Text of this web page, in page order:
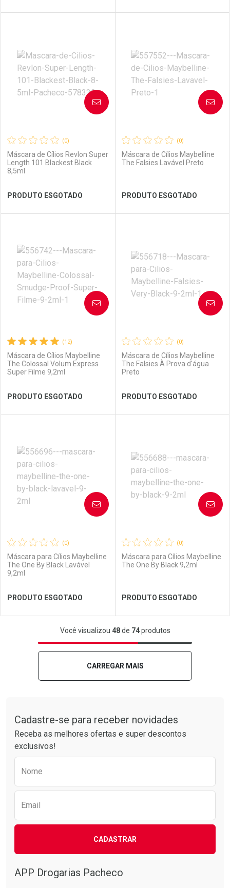
Laboratório
Ver Desconto Convênio
Por Menos Laboratório
Ver Desconto Convênio
Por Menos
(0)
Máscara de Cílios Revlon Super
Length 101 Blackest Black
8,5ml
PRODUTO ESGOTADO
AVISE-ME
Laboratório
Ver Desconto Convênio
Por Menos
(0)
Máscara de Cílios Maybelline
The Falsies Lavável Preto
PRODUTO ESGOTADO
AVISE-ME
Laboratório
Ver Desconto Convênio
Por Menos
(12)
Máscara de Cílios Maybelline
The Colossal Volum Express
Super Filme 9,2ml
PRODUTO ESGOTADO
AVISE-ME
Laboratório
Ver Desconto Convênio
Por Menos
(0)
Máscara de Cílios Maybelline
The Falsies À Prova d'água
Preto
PRODUTO ESGOTADO
AVISE-ME
Laboratório
Ver Desconto Convênio
Por Menos
(0)
Máscara para Cílios Maybelline
The One By Black Lavável
9,2ml
PRODUTO ESGOTADO
AVISE-ME
FECHAR
FECHAR
(0)
Máscara para Cílios Maybelline
The One By Black 9,2ml
PRODUTO ESGOTADO
AVISE-ME
Você visualizou 48de 74produtos
CARREGAR MAIS
Cadastre-se para receber novidades
Receba as melhores ofertas e super descontos
exclusivos!
Nome
Email
CADASTRAR
APP Drogarias Pacheco